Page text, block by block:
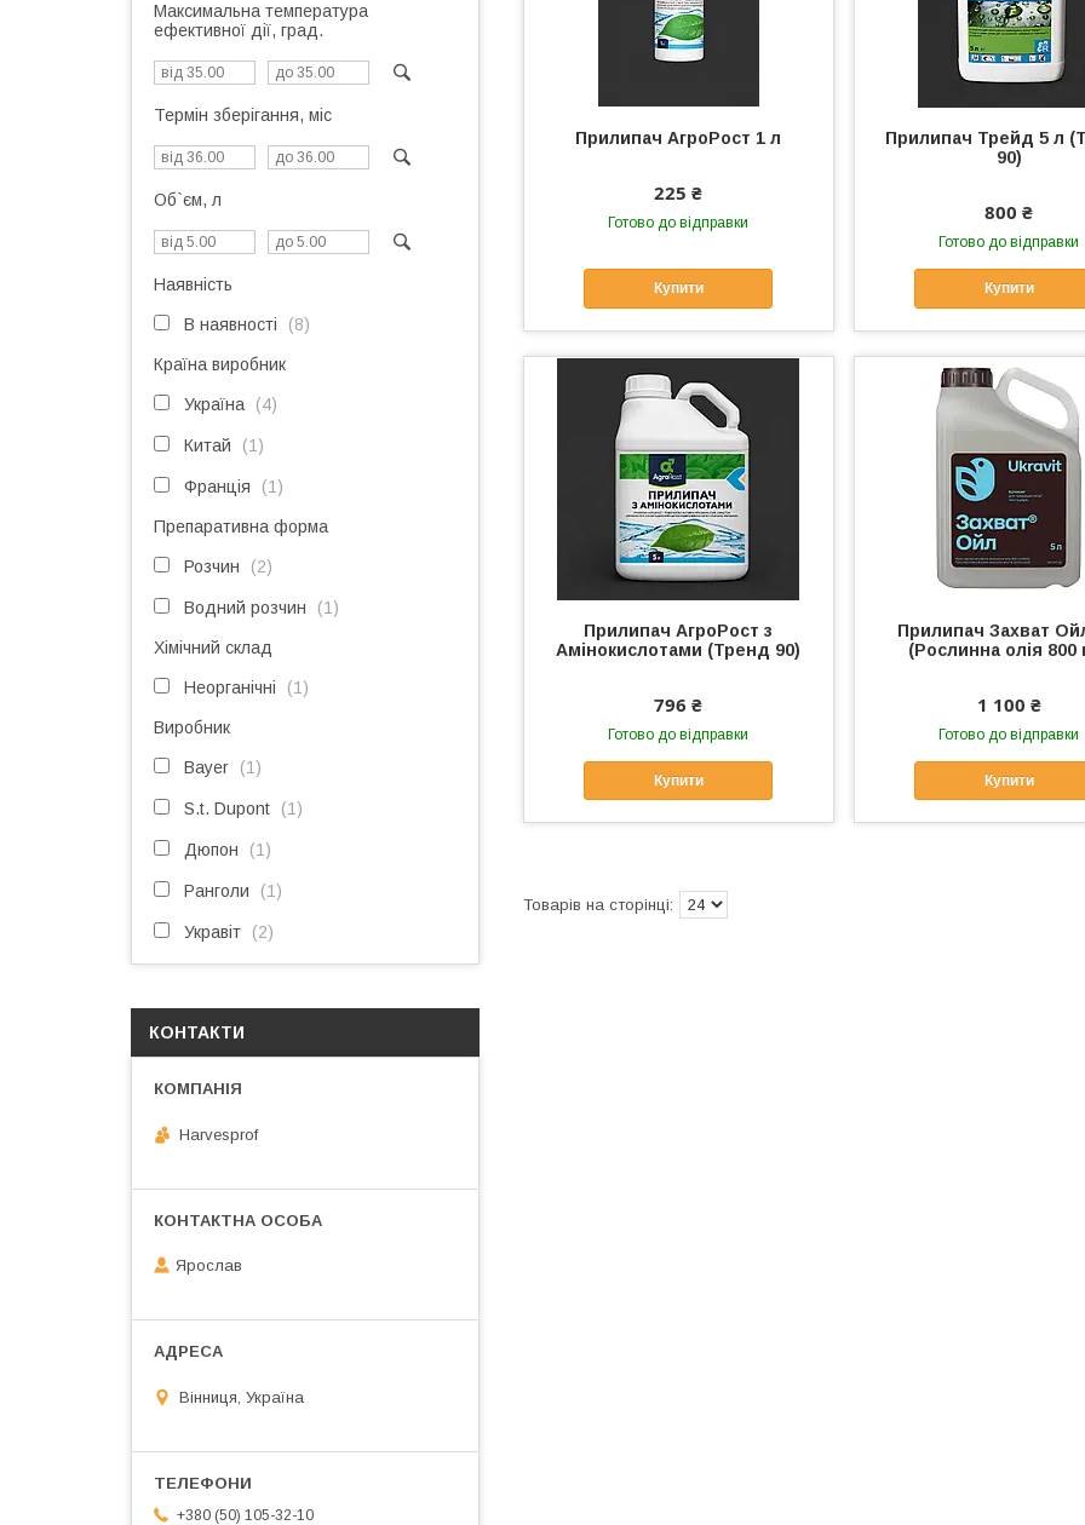
Прилипач АгроРост 1 л
225 ₴
Готово до відправки
Купити
Прилипач Трейд 5 л
90)
800 ₴
Готово до відправки
Купити
Прилипач АгроРост з
Амінокислотами (Тренд 90)
796 ₴
Готово до відправки
Купити
Прилипач Захват
(Рослинна олія 800
1 100 ₴
Готово до відправки
Купити
Максимальна температура
ефективної дії, град.
Термін зберігання, міс
Об`єм, л
Наявність
В наявності 8
Країна виробник
Україна 4
Китай 1
Франція 1
Препаративна форма
Розчин 2
Водний розчин 1
Хімічний склад
Неорганічні 1
Виробник
Bayer 1
S.t. Dupont 1
Дюпон 1
Ранголи 1
Укравіт 2
КОНТАКТИ
Harvesprof
Ярослав
Вінниця, Україна
+380 (50) 105-32-10